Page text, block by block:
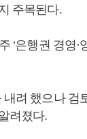
주목된다.
‘은행권 경영
려 했으나
려졌다.